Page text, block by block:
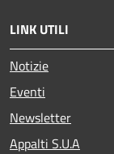
LINK UTILI
Notizie
Eventi
Newsletter
Appalti S.U.A